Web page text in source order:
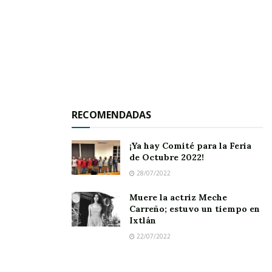
RECOMENDADAS
¡Ya hay Comité para la Feria
de Octubre 2022!
28/07/2022
Muere la actriz Meche
Carreño; estuvo un tiempo en
Ixtlán
22/07/2022